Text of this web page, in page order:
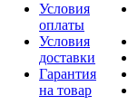
Условия
оплаты
Условия
доставки
Гарантия
на товар